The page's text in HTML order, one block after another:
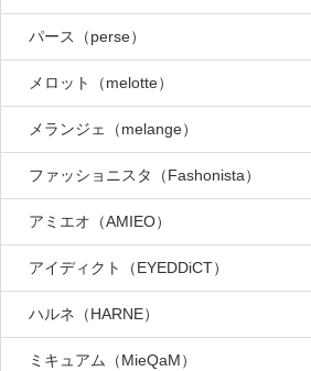
パース（perse）
メロット（melotte）
メランジェ（melange）
ファッショニスタ（Fashonista）
アミエオ（AMIEO）
アイディクト（EYEDDiCT）
ハルネ（HARNE）
ミキュアム（MieQaM）